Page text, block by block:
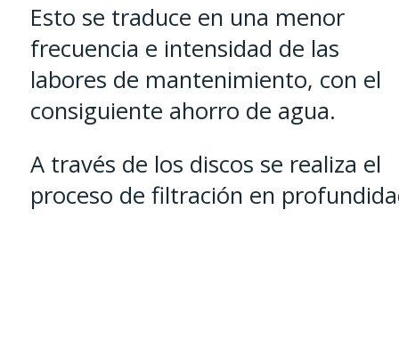
Esto se traduce en una menor
frecuencia e intensidad de las
labores de mantenimiento, con el
consiguiente ahorro de agua.
A través de los discos se realiza el
proceso de filtración en